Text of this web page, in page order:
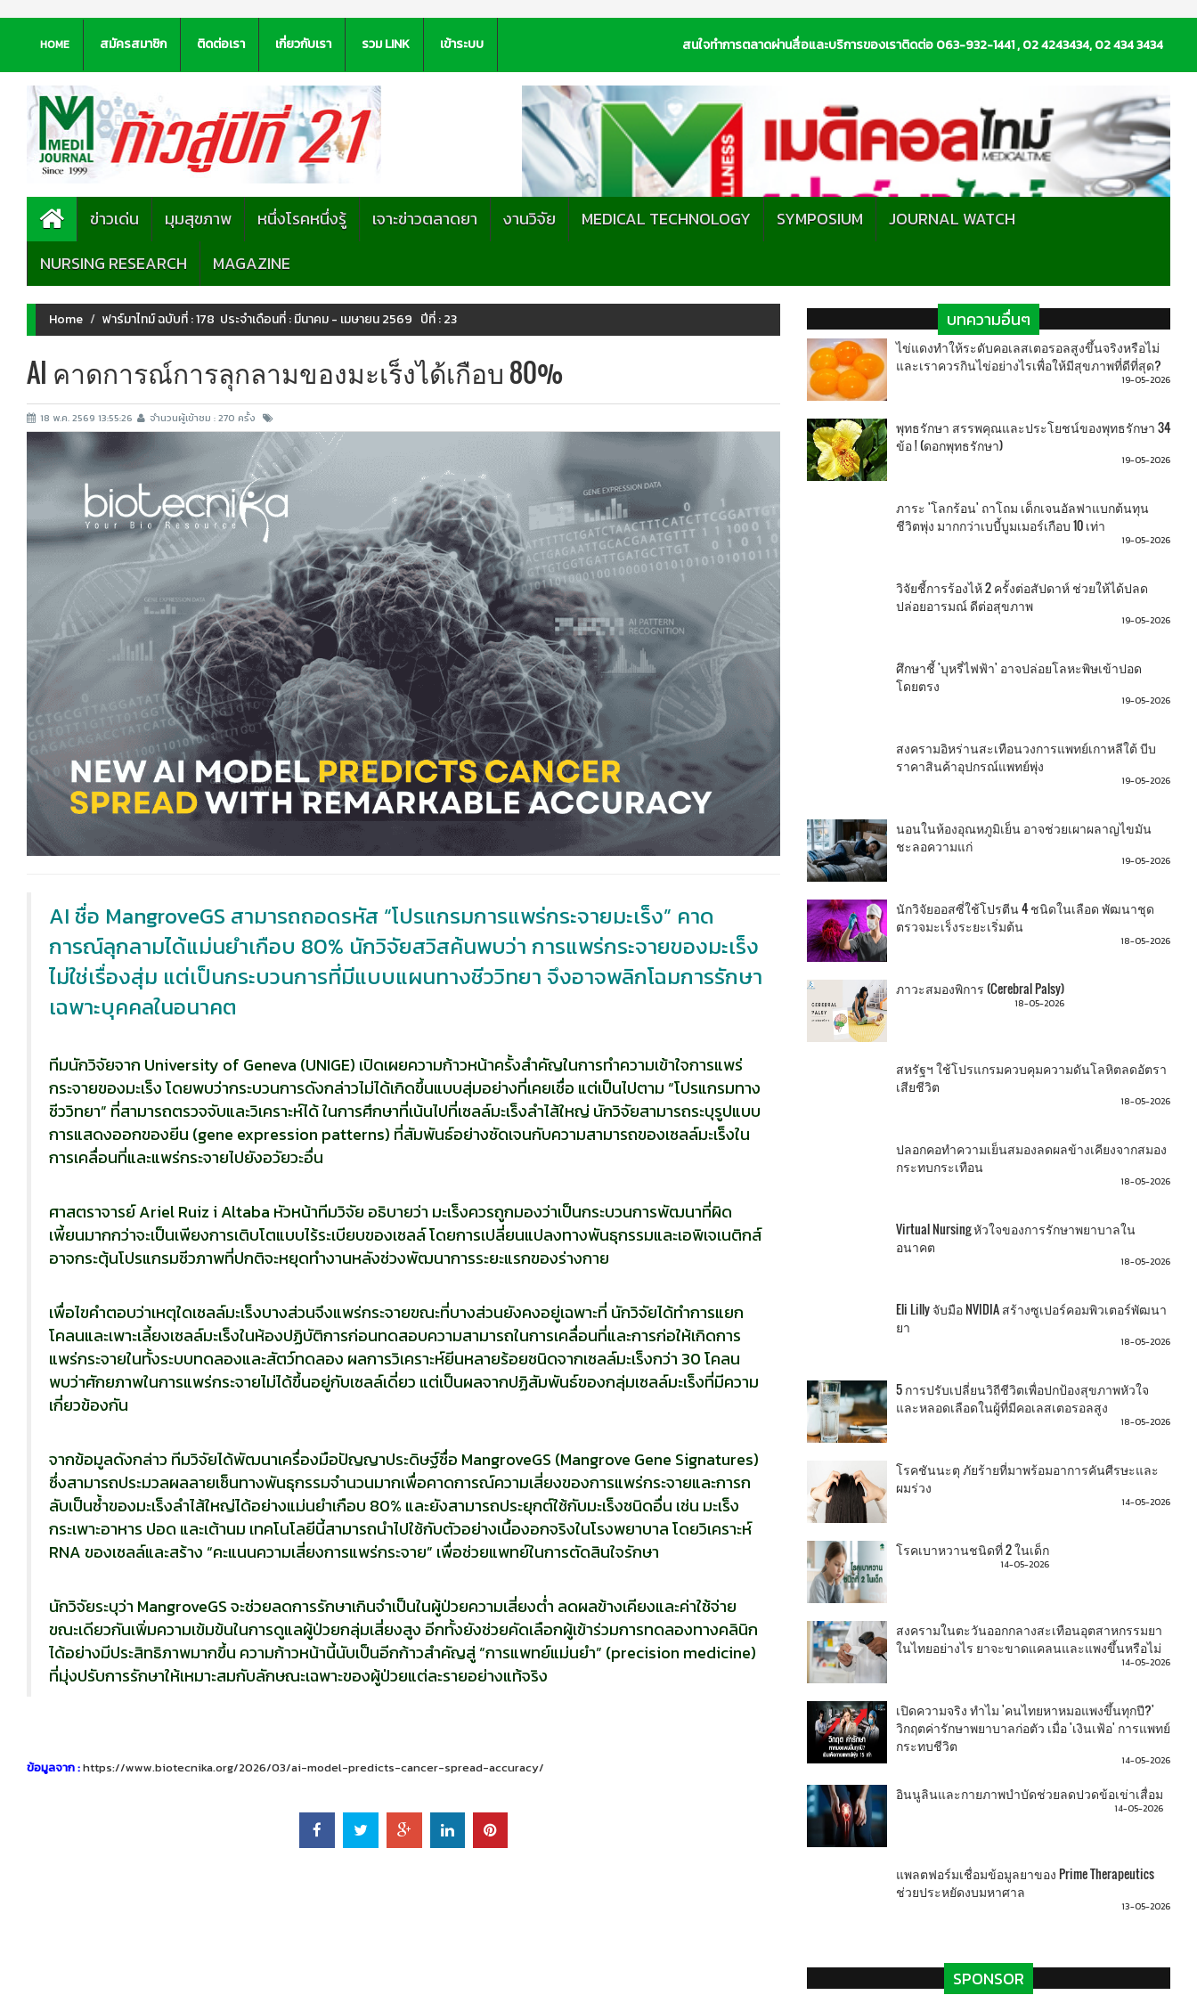
HOME สมัครสมาชิก ติดต่อเรา เกี่ยวกับเรา รวม LINK เข้าระบบ สนใจทำการตลาดผ่านสื่อและบริการของเราติดต่อ 063-932-1441 , 02 4243434, 02 434 3434
ข่าวเด่น มุมสุขภาพ หนึ่งโรคหนึ่งรู้ เจาะข่าวตลาดยา งานวิจัย MEDICAL TECHNOLOGY SYMPOSIUM
JOURNAL WATCH
NURSING RESEARCH
MAGAZINE
Home ฟาร์มาไทม์ ฉบับที่ : 178 ประจำเดือนที่ : มีนาคม - เมษายน 2569 ปีที่ : 23
AI คาดการณ์การลุกลามของมะเร็งได้เกือบ 80%
18 พ.ค. 2569 13:55:26 จำนวนผู้เข้าชม : 270 ครั้ง
AI ชื่อ MangroveGS สามารถถอดรหัส “โปรแกรมการแพร่กระจายมะเร็ง” คาด
การณ์ลุกลามได้แม่นยำเกือบ 80% นักวิจัยสวิสค้นพบว่า การแพร่กระจายของมะเร็ง
ไม่ใช่เรื่องสุ่ม แต่เป็นกระบวนการที่มีแบบแผนทางชีววิทยา จึงอาจพลิกโฉมการรักษา
เฉพาะบุคคลในอนาคต
ทีมนักวิจัยจาก University of Geneva (UNIGE) เปิดเผยความก้าวหน้าครั้งสำคัญในการทำความเข้าใจการแพร่
กระจายของมะเร็ง โดยพบว่ากระบวนการดังกล่าวไม่ได้เกิดขึ้นแบบสุ่มอย่างที่เคยเชื่อ แต่เป็นไปตาม “โปรแกรมทาง
ชีววิทยา” ที่สามารถตรวจจับและวิเคราะห์ได้ ในการศึกษาที่เน้นไปที่เซลล์มะเร็งลำไส้ใหญ่ นักวิจัยสามารถระบุรูปแบบ
การแสดงออกของยีน (gene expression patterns) ที่สัมพันธ์อย่างชัดเจนกับความสามารถของเซลล์มะเร็งใน
การเคลื่อนที่และแพร่กระจายไปยังอวัยวะอื่น
ศาสตราจารย์ Ariel Ruiz i Altaba หัวหน้าทีมวิจัย อธิบายว่า มะเร็งควรถูกมองว่าเป็นกระบวนการพัฒนาที่ผิด
เพี้ยนมากกว่าจะเป็นเพียงการเติบโตแบบไร้ระเบียบของเซลล์ โดยการเปลี่ยนแปลงทางพันธุกรรมและเอพิเจเนติกส์
อาจกระตุ้นโปรแกรมชีวภาพที่ปกติจะหยุดทำงานหลังช่วงพัฒนาการระยะแรกของร่างกาย
เพื่อไขคำตอบว่าเหตุใดเซลล์มะเร็งบางส่วนจึงแพร่กระจายขณะที่บางส่วนยังคงอยู่เฉพาะที่ นักวิจัยได้ทำการแยก
โคลนและเพาะเลี้ยงเซลล์มะเร็งในห้องปฏิบัติการก่อนทดสอบความสามารถในการเคลื่อนที่และการก่อให้เกิดการ
แพร่กระจายในทั้งระบบทดลองและสัตว์ทดลอง ผลการวิเคราะห์ยีนหลายร้อยชนิดจากเซลล์มะเร็งกว่า 30 โคลน
พบว่าศักยภาพในการแพร่กระจายไม่ได้ขึ้นอยู่กับเซลล์เดี่ยว แต่เป็นผลจากปฏิสัมพันธ์ของกลุ่มเซลล์มะเร็งที่มีความ
เกี่ยวข้องกัน
จากข้อมูลดังกล่าว ทีมวิจัยได้พัฒนาเครื่องมือปัญญาประดิษฐ์ชื่อ MangroveGS (Mangrove Gene Signatures)
ซึ่งสามารถประมวลผลลายเซ็นทางพันธุกรรมจำนวนมากเพื่อคาดการณ์ความเสี่ยงของการแพร่กระจายและการก
ลับเป็นซ้ำของมะเร็งลำไส้ใหญ่ได้อย่างแม่นยำเกือบ 80% และยังสามารถประยุกต์ใช้กับมะเร็งชนิดอื่น เช่น มะเร็ง
กระเพาะอาหาร ปอด และเต้านม เทคโนโลยีนี้สามารถนำไปใช้กับตัวอย่างเนื้องอกจริงในโรงพยาบาล โดยวิเคราะห์
RNA ของเซลล์และสร้าง “คะแนนความเสี่ยงการแพร่กระจาย” เพื่อช่วยแพทย์ในการตัดสินใจรักษา
นักวิจัยระบุว่า MangroveGS จะช่วยลดการรักษาเกินจำเป็นในผู้ป่วยความเสี่ยงต่ำ ลดผลข้างเคียงและค่าใช้จ่าย
ขณะเดียวกันเพิ่มความเข้มข้นในการดูแลผู้ป่วยกลุ่มเสี่ยงสูง อีกทั้งยังช่วยคัดเลือกผู้เข้าร่วมการทดลองทางคลินิก
ได้อย่างมีประสิทธิภาพมากขึ้น ความก้าวหน้านี้นับเป็นอีกก้าวสำคัญสู่ “การแพทย์แม่นยำ” (precision medicine)
ที่มุ่งปรับการรักษาให้เหมาะสมกับลักษณะเฉพาะของผู้ป่วยแต่ละรายอย่างแท้จริง
ข้อมูลจาก :https://www.biotecnika.org/2026/03/ai-model-predicts-cancer-spread-accuracy/
บทความอื่นๆ
ไข่แดงทำให้ระดับคอเลสเตอรอลสูงขึ้นจริงหรือไม่
และเราควรกินไข่อย่างไรเพื่อให้มีสุขภาพที่ดีที่สุด?
19-05-2026
พุทธรักษา สรรพคุณและประโยชน์ของพุทธรักษา 34
ข้อ ! (ดอกพุทธรักษา)
19-05-2026
ภาระ 'โลกร้อน' ถาโถม เด็กเจนอัลฟาแบกต้นทุน
ชีวิตพุ่ง มากกว่าเบบี้บูมเมอร์เกือบ 10 เท่า
19-05-2026
วิจัยชี้การร้องไห้ 2 ครั้งต่อสัปดาห์ ช่วยให้ได้ปลด
ปล่อยอารมณ์ ดีต่อสุขภาพ
19-05-2026
ศึกษาชี้ 'บุหรี่ไฟฟ้า' อาจปล่อยโลหะพิษเข้าปอด
โดยตรง
19-05-2026
สงครามอิหร่านสะเทือนวงการแพทย์เกาหลีใต้ บีบ
ราคาสินค้าอุปกรณ์แพทย์พุ่ง
19-05-2026
นอนในห้องอุณหภูมิเย็น อาจช่วยเผาผลาญไขมัน
ชะลอความแก่
19-05-2026
นักวิจัยออสซี่ใช้โปรตีน 4 ชนิดในเลือด พัฒนาชุด
ตรวจมะเร็งระยะเริ่มต้น
18-05-2026
ภาวะสมองพิการ (Cerebral Palsy)
18-05-2026
สหรัฐฯ ใช้โปรแกรมควบคุมความดันโลหิตลดอัตรา
เสียชีวิต
18-05-2026
ปลอกคอทำความเย็นสมองลดผลข้างเคียงจากสมอง
กระทบกระเทือน
18-05-2026
Virtual Nursing หัวใจของการรักษาพยาบาลใน
อนาคต
18-05-2026
Eli Lilly จับมือ NVIDIA สร้างซูเปอร์คอมพิวเตอร์พัฒนา
ยา
18-05-2026
5 การปรับเปลี่ยนวิถีชีวิตเพื่อปกป้องสุขภาพหัวใจ
และหลอดเลือดในผู้ที่มีคอเลสเตอรอลสูง
18-05-2026
โรคชันนะตุ ภัยร้ายที่มาพร้อมอาการคันศีรษะและ
ผมร่วง
14-05-2026
โรคเบาหวานชนิดที่ 2 ในเด็ก
14-05-2026
สงครามในตะวันออกกลางสะเทือนอุตสาหกรรมยา
ในไทยอย่างไร ยาจะขาดแคลนและแพงขึ้นหรือไม่
14-05-2026
เปิดความจริง ทำไม 'คนไทยหาหมอแพงขึ้นทุกปี?'
วิกฤตค่ารักษาพยาบาลก่อตัว เมื่อ 'เงินเฟ้อ' การแพทย์
กระทบชีวิต
14-05-2026
อินนูลินและกายภาพบำบัดช่วยลดปวดข้อเข่าเสื่อม
14-05-2026
แพลตฟอร์มเชื่อมข้อมูลยาของ Prime Therapeutics
ช่วยประหยัดงบมหาศาล
13-05-2026
SPONSOR